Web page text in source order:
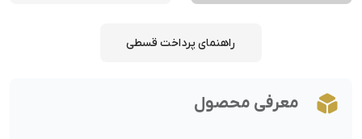
راهنمای پرداخت قسطی
معرفی محصول